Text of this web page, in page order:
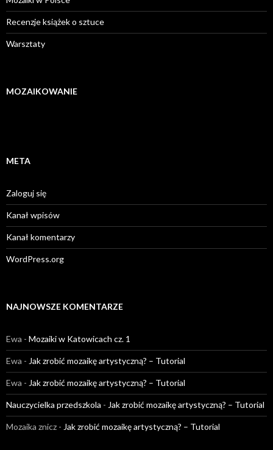
Recenzje książek o sztuce
Warsztaty
MOZAIKOWANIE
META
Zaloguj się
Kanał wpisów
Kanał komentarzy
WordPress.org
NAJNOWSZE KOMENTARZE
Ewa - Mozaiki w Katowicach cz. 1
Ewa - Jak zrobić mozaikę artystyczną? – Tutorial
Ewa - Jak zrobić mozaikę artystyczną? – Tutorial
Nauczycielka przedszkola - Jak zrobić mozaikę artystyczną? – Tutorial
Mozaika znicz - Jak zrobić mozaikę artystyczną? – Tutorial